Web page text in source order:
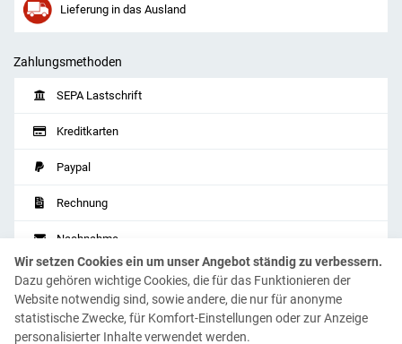
Lieferung in das Ausland
Zahlungsmethoden
SEPA Lastschrift
Kreditkarten
Paypal
Rechnung
Nachnahme
Vorkasse
Sofort (Klarna)
Wir setzen Cookies ein um unser Angebot ständig zu verbessern.
Dazu gehören wichtige Cookies, die für das Funktionieren der
Website notwendig sind, sowie andere, die nur für anonyme
statistische Zwecke, für Komfort-Einstellungen oder zur Anzeige
personalisierter Inhalte verwendet werden.